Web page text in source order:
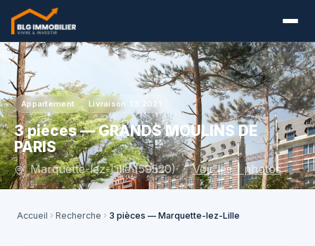
Appartement Livraison T3 2021
3 pièces — GRANDS MOULINS DE
PARIS
Marquette-lez-Lille (59520) ·Voir les 1 photos
Accueil Recherche 3 pièces — Marquette-lez-Lille